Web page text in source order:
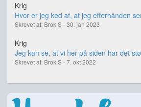
Krig
Hvor er jeg ked af, at jeg efterhånden
Skrevet af: Brok S - 30. jan 2023
Krig
Jeg kan se, at vi her på siden har det
Skrevet af: Brok S - 7. okt 2022